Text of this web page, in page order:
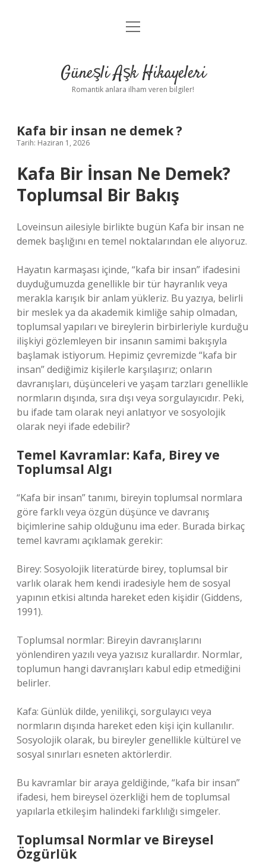
Anasayfa
Yasal Uyarı
menüyü
Güneşli Aşk Hikayeleri
Romantik anlara ilham veren bilgiler!
Kafa bir insan ne demek ?
Tarih: Haziran 1, 2026
Kafa Bir İnsan Ne Demek?
Toplumsal Bir Bakış
Loveinsun ailesiyle birlikte bugün Kafa bir insan ne
demek başlığını en temel noktalarından ele alıyoruz.
Hayatın karmaşası içinde, “kafa bir insan” ifadesini
duyduğumuzda genellikle bir tür hayranlık veya
merakla karışık bir anlam yükleriz. Bu yazıya, belirli
bir meslek ya da akademik kimliğe sahip olmadan,
toplumsal yapıları ve bireylerin birbirleriyle kurduğu
ilişkiyi gözlemleyen bir insanın samimi bakışıyla
başlamak istiyorum. Hepimiz çevremizde “kafa bir
insan” dediğimiz kişilerle karşılaşırız; onların
davranışları, düşünceleri ve yaşam tarzları genellikle
normların dışında, sıra dışı veya sorgulayıcıdır. Peki,
bu ifade tam olarak neyi anlatıyor ve sosyolojik
olarak neyi ifade edebilir?
Temel Kavramlar: Kafa, Birey ve
Toplumsal Algı
“Kafa bir insan” tanımı, bireyin toplumsal normlara
göre farklı veya özgün düşünce ve davranış
biçimlerine sahip olduğunu ima eder. Burada birkaç
temel kavramı açıklamak gerekir:
Birey: Sosyolojik literatürde birey, toplumsal bir
varlık olarak hem kendi iradesiyle hem de sosyal
yapının etkisi altında hareket eden kişidir (Giddens,
1991).
Toplumsal normlar: Bireyin davranışlarını
yönlendiren yazılı veya yazısız kurallardır. Normlar,
toplumun hangi davranışları kabul edip etmediğini
belirler.
Kafa: Günlük dilde, yenilikçi, sorgulayıcı veya
normların dışında hareket eden kişi için kullanılır.
Sosyolojik olarak, bu bireyler genellikle kültürel ve
sosyal sınırları esneten aktörlerdir.
Bu kavramlar bir araya geldiğinde, “kafa bir insan”
ifadesi, hem bireysel özerkliği hem de toplumsal
yapılarla etkileşim halindeki farklılığı simgeler.
Toplumsal Normlar ve Bireysel
Özgürlük